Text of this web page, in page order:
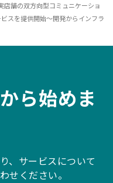
店舗の双方向型コミュニケーショ
スを提供開始〜開発からインフラ
ら始めま
、サービスについて
せください。